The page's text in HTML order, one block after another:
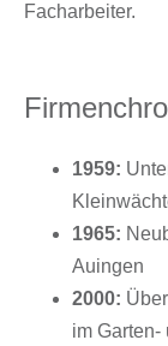
Facharbeiter.
1959:
1965:
Auingen
2000:
im Garten-